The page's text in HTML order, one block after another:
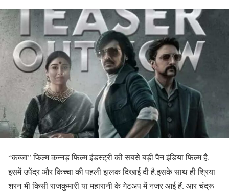
“कब्जा” फिल्म कन्नड़ फिल्म इंडस्ट्री की सबसे बड़ी पैन इंडिया फिल्म है.
इसमें उपेंद्र और किच्चा की पहली झलक दिखाई दी है.इसके साथ ही श्रिया
शरन भी किसी राजकुमारी या महारानी के गेटअप में नजर आई हैं. आर चंद्रू